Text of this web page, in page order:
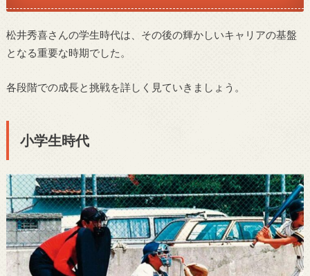
松井秀喜さんの学生時代は、その後の輝かしいキャリアの基盤
となる重要な時期でした。
各段階での成長と挑戦を詳しく見ていきましょう。
小学生時代